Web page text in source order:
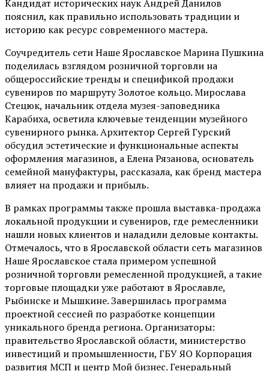
Кандидат исторических наук Андрей Данилов
пояснил, как правильно использовать традиции и
историю как ресурс современного мастера.
Соучредитель сети Наше Ярославское Марина Пушкина
поделилась взглядом розничной торговли на
общероссийские тренды и спецификой продажи
сувениров по маршруту Золотое кольцо. Мирослава
Стецюк, начальник отдела музея-заповедника
Карабиха, осветила ключевые тенденции музейного
сувенирного рынка. Архитектор Сергей Гурский
обсудил эстетические и функциональные аспекты
оформления магазинов, а Елена Рязанова, основатель
семейной мануфактуры, рассказала, как бренд мастера
влияет на продажи и прибыль.
В рамках программы также прошла выставка-продажа
локальной продукции и сувениров, где ремесленники
нашли новых клиентов и наладили деловые контакты.
Отмечалось, что в Ярославской области сеть магазинов
Наше Ярославское стала примером успешной
розничной торговли ремесленной продукцией, а такие
торговые площадки уже работают в Ярославле,
Рыбинске и Мышкине. Завершилась программа
проектной сессией по разработке концепции
уникального бренда региона. Организаторы:
правительство Ярославской области, министерство
инвестиций и промышленности, ГБУ ЯО Корпорация
развития МСП и центр Мой бизнес. Генеральный